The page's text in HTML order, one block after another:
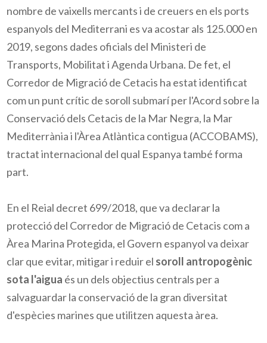
nombre de vaixells mercants i de creuers en els ports
espanyols del Mediterrani es va acostar als 125.000 en
2019, segons dades oficials del Ministeri de
Transports, Mobilitat i Agenda Urbana. De fet, el
Corredor de Migració de Cetacis ha estat identificat
com un punt crític de soroll submarí per l'Acord sobre la
Conservació dels Cetacis de la Mar Negra, la Mar
Mediterrània i l'Àrea Atlàntica contigua (ACCOBAMS),
tractat internacional del qual Espanya també forma
part.
En el Reial decret 699/2018, que va declarar la
protecció del Corredor de Migració de Cetacis com a
Àrea Marina Protegida, el Govern espanyol va deixar
clar que evitar, mitigar i reduir el soroll antropogènic
sota l'aigua és un dels objectius centrals per a
salvaguardar la conservació de la gran diversitat
d'espècies marines que utilitzen aquesta àrea.